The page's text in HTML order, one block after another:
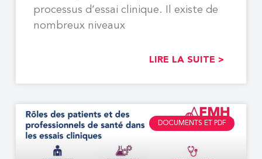
processus d’essai clinique. Il existe de
nombreux niveaux
LIRE LA SUITE >
DOCUMENTS ET PDF